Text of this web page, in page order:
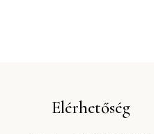
Elérhetőség